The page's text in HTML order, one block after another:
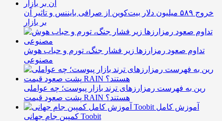
خروج ۵۸۹ میلیون دلار بیت‌کوین از صرافی بایننس و تاثیر آن
بر بازار
تداوم صعود رمزارزها زیر فشار جنگ، تورم و حباب هوش
مصنوعی
رین به فهرست رمزارزهای ترند بازار پیوست؛ چه عواملی
پشت صعود قیمت RAIN هستند؟
آموزش کامل
کمپین جام جهانی Toobit